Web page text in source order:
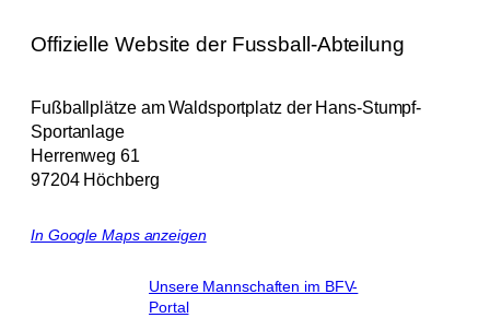
Offizielle Website der Fussball-Abteilung
Fußballplätze am Waldsportplatz der Hans-Stumpf-
Sportanlage
Herrenweg 61
97204 Höchberg
In Google Maps anzeigen
Unsere Mannschaften im BFV-
Portal